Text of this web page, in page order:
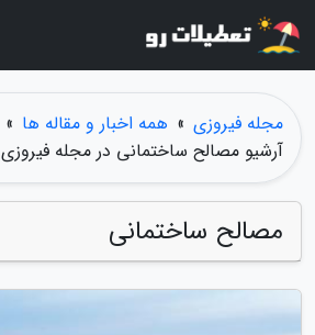
مجله فیروزی » همه اخبار و مقاله ها »
آرشیو مصالح ساختمانی در مجله فیروزی
مصالح ساختمانی